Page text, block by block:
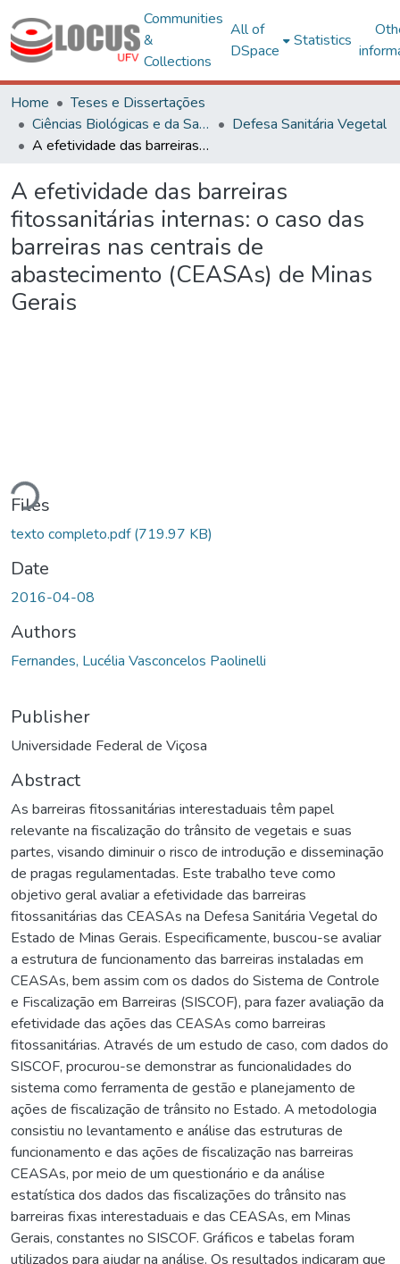
Communities
&
Collections
All of
DSpace
Statistics
Home
Teses e Dissertações
Ciências Biológicas e da Saúde
Defesa Sanitária Vegetal
A efetividade das barreiras fitossanitárias internas: o caso das barreiras nas centrais de abastecimento (CEASAs) de Minas Gerais
A efetividade das barreiras
fitossanitárias internas: o caso das
barreiras nas centrais de
abastecimento (CEASAs) de Minas
Gerais
Loading...
Files
texto completo.pdf(719.97 KB)
Date
2016-04-08
Authors
Fernandes, Lucélia Vasconcelos Paolinelli
Publisher
Universidade Federal de Viçosa
Abstract
As barreiras fitossanitárias interestaduais têm papel
relevante na fiscalização do trânsito de vegetais e suas
partes, visando diminuir o risco de introdução e disseminação
de pragas regulamentadas. Este trabalho teve como
objetivo geral avaliar a efetividade das barreiras
fitossanitárias das CEASAs na Defesa Sanitária Vegetal do
Estado de Minas Gerais. Especificamente, buscou-se avaliar
a estrutura de funcionamento das barreiras instaladas em
CEASAs, bem assim com os dados do Sistema de Controle
e Fiscalização em Barreiras (SISCOF), para fazer avaliação da
efetividade das ações das CEASAs como barreiras
fitossanitárias. Através de um estudo de caso, com dados do
SISCOF, procurou-se demonstrar as funcionalidades do
sistema como ferramenta de gestão e planejamento de
ações de fiscalização de trânsito no Estado. A metodologia
consistiu no levantamento e análise das estruturas de
funcionamento e das ações de fiscalização nas barreiras
CEASAs, por meio de um questionário e da análise
estatística dos dados das fiscalizações do trânsito nas
barreiras fixas interestaduais e das CEASAs, em Minas
Gerais, constantes no SISCOF. Gráficos e tabelas foram
utilizados para ajudar na análise. Os resultados indicaram que